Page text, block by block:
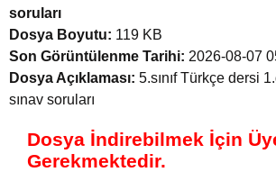
soruları
Dosya Boyutu: 119 KB
Son Görüntülenme Tarihi: 2026-08-07
Dosya Açıklaması: 5.sınıf Türkçe dersi
sınav soruları
Dosya İndirebilmek İçin
Gerekmektedir.